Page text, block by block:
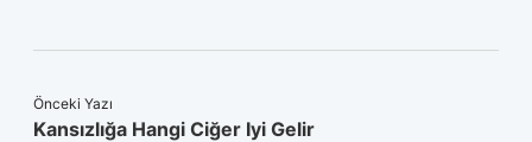
Önceki Yazı
Kansızlığa Hangi Ciğer Iyi Gelir